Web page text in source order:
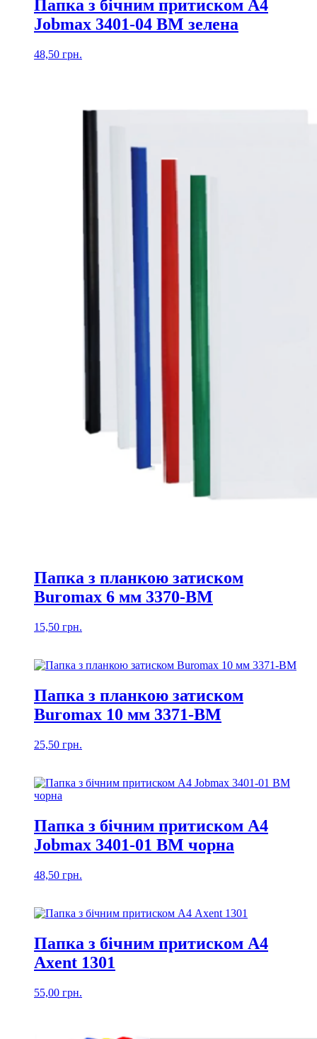
Папка з бічним притиском А4
Jobmax 3401-04 BM зелена
48,50 грн.
Папка з планкою затиском
Buromax 6 мм 3370-ВМ
15,50 грн.
Папка з планкою затиском
Buromax 10 мм 3371-ВМ
25,50 грн.
Папка з бічним притиском А4
Jobmax 3401-01 BM чорна
48,50 грн.
Папка з бічним притиском А4
Axent 1301
55,00 грн.